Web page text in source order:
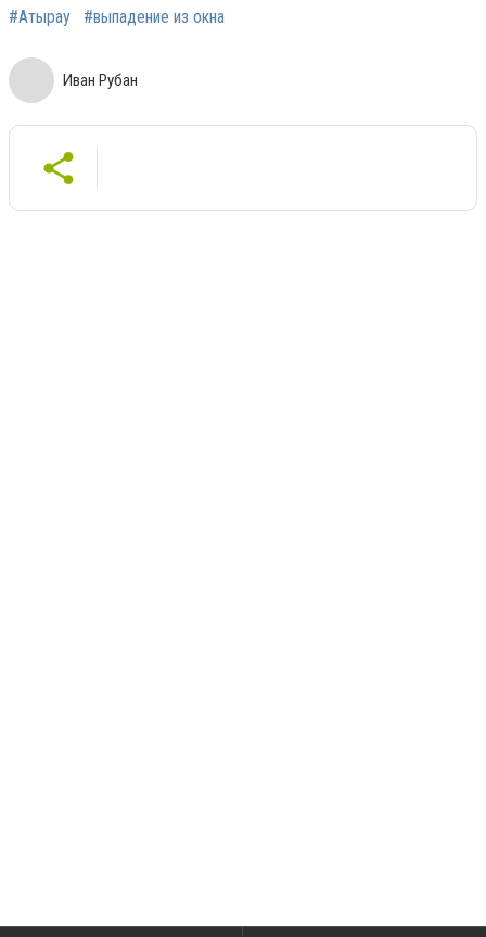
#Атырау #выпадение из окна
Иван Рубан